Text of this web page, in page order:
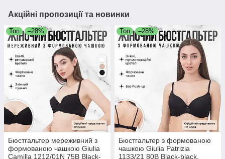
Акційні пропозиції та новинки
Топ –28%
Бюстгальтер мереживний з
формованою чашкою Giulia
Camilla 1212/01N 75B Black-
Топ –28%
Бюстгальтер з формованою
чашкою Giulia Patrizia
1133/21 80B Black-black,